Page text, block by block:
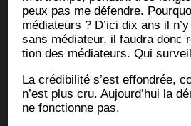
peux pas me défendre.
média­teurs ? D’ici dix ans il
sans média­teur, il fau­dra donc
tion des média­teurs. Qui
La cré­di­bi­li­té s’est effon­drée,
n’est plus cru. Aujourd’hui la
ne fonc­tionne pas.